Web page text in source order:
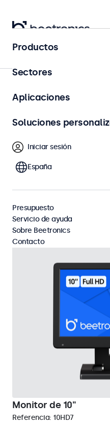
Página principal
Monitores de pared
Monitores diseñados para
monitores vienen con
montarlos fácilmente en
VESA. Los monitores tienen
proporciona un acabado
Filtrar (3)
En pared Monitores 10"
Monitor de 10"
Referencia: 10HD7
Productos
Sectores
Aplicaciones
Soluciones
Iniciar sesión
España
Presupuesto
Servicio de ayuda
Sobre Beetronics
Contacto